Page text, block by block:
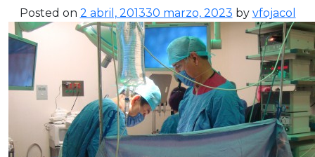
Posted on 2 abril, 201330 marzo, 2023 by vfojacol